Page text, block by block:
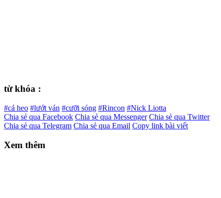
từ khóa :
#cá heo #lướt ván #cưỡi sóng #Rincon #Nick Liotta
Chia sẻ qua Facebook Chia sẻ qua Messenger Chia sẻ qua Twitter
Chia sẻ qua Telegram Chia sẻ qua Email Copy link bài viết
Xem thêm